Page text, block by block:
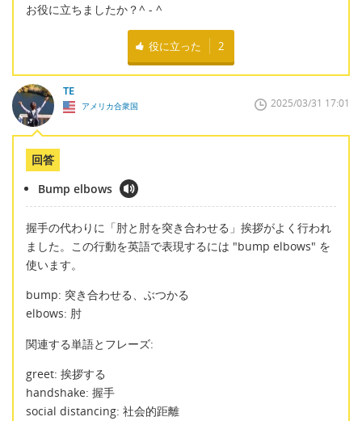
お役に立ちましたか？^ - ^
役に立った 2
TE
アメリカ合衆国 2025/03/31 17:01
回答
Bump elbows
握手の代わりに「肘と肘を突き合わせる」挨拶がよく行われ
ました。この行動を英語で表現するには "bump elbows" を
使います。
bump: 突き合わせる、ぶつかる
elbows: 肘
関連する単語とフレーズ:
greet: 挨拶する
handshake: 握手
social distancing: 社会的距離